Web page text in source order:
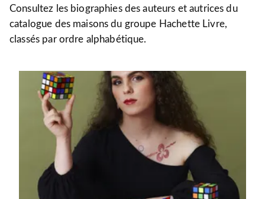
Consultez les biographies des auteurs et autrices du
catalogue des maisons du groupe Hachette Livre,
classés par ordre alphabétique.